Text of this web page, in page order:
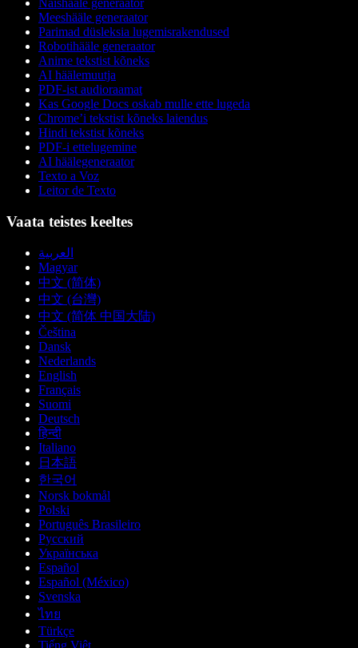
Meeshääle generaator
Parimad düsleksia lugemisrakendused
Robotihääle generaator
Anime tekstist kõneks
AI häälemuutja
PDF-ist audioraamat
Kas Google Docs oskab mulle ette lugeda
Chrome’i tekstist kõneks laiendus
Hindi tekstist kõneks
PDF-i ettelugemine
AI häälegeneraator
Texto a Voz
Leitor de Texto
Vaata teistes keeltes
العربية
Magyar
中文 (简体)
中文 (台灣)
中文 (简体 中国大陆)
Čeština
Dansk
Nederlands
English
Français
Suomi
Deutsch
हिन्दी
Italiano
日本語
한국어
Norsk bokmål
Polski
Português Brasileiro
Русский
Українська
Español
Español (México)
Svenska
ไทย
Türkçe